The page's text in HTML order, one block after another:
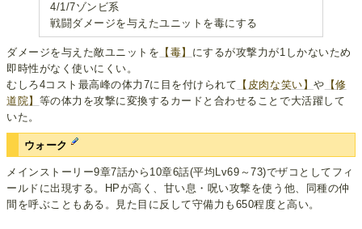
4/1/7ゾンビ系
戦闘ダメージを与えたユニットを毒にする
ダメージを与えた敵ユニットを 【毒】 にするが攻撃力が1しかないため
即時性がなく使いにくい。
むしろ4コスト最高峰の体力7に目を付けられて 【皮肉な笑い】や 【修
道院】 等の体力を攻撃に変換するカードと合わせることで大活躍して
いた。
ウォーク
メインストーリー9章7話から10章6話(平均Lv69～73)でザコとしてフィ
ールドに出現する。HPが高く、甘い息・呪い攻撃を使う他、同種の仲
間を呼ぶこともある。見た目に反して守備力も650程度と高い。